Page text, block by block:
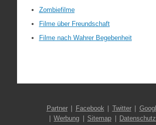
Zombiefilme
Filme über Freundschaft
Filme nach Wahrer Begebenheit
Partner Facebook Twitter
Werbung
Sitemap Datenschutz